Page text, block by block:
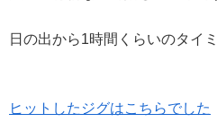
日の出から1時間くらいのタイ
ヒットしたジグはこちらでした